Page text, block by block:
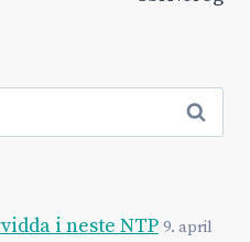
i neste NTP 9. april